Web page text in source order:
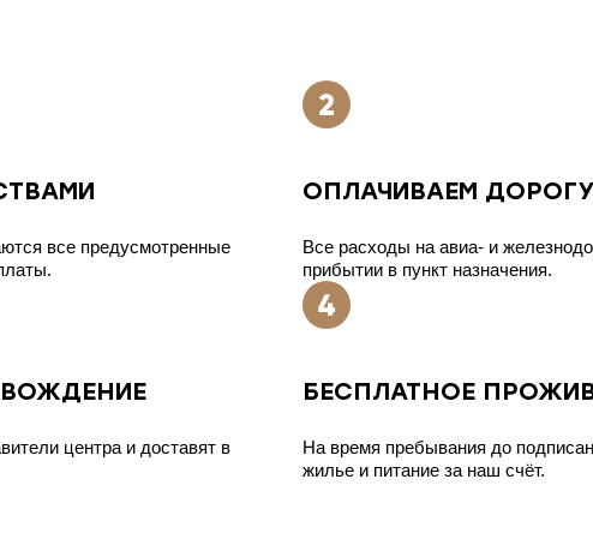
все предусмотренные
ОПЛАЧИВАЕМ
Все расходы на авиа- и
прибытии в пункт назначения.
центра и доставят в
БЕСПЛАТНОЕ
На время пребывания до
жилье и питание за наш счёт.